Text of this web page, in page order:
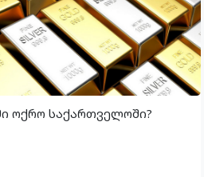
ოქრო საქართველოში?